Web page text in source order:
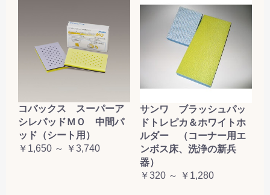
コバックス スーパーア
シレパッドＭＯ 中間パ
ッド（シート用）
￥1,650 ～ ￥3,740
サンワ ブラッシュパッ
ドトレピカ＆ホワイトホ
ルダー （コーナー用エ
ンボス床、洗浄の新兵
器）
￥320 ～ ￥1,280